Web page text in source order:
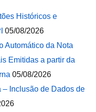
Históricos e
05/08/2026
Automático da Nota
Emitidas a partir da
05/08/2026
– Inclusão de Dados de